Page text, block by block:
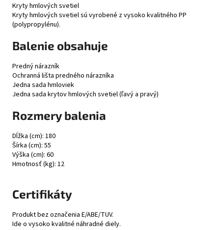
Kryty hmlových svetiel
Kryty hmlových svetiel sú vyrobené z vysoko kvalitného PP
(polypropylénu).
Balenie obsahuje
Predný nárazník
Ochranná lišta predného nárazníka
Jedna sada hmloviek
Jedna sada krytov hmlových svetiel (ľavý a pravý)
Rozmery balenia
Dĺžka (cm): 180
Šírka (cm): 55
Výška (cm): 60
Hmotnosť (kg): 12
Certifikáty
Produkt bez označenia E/ABE/TUV.
Ide o vysoko kvalitné náhradné diely.